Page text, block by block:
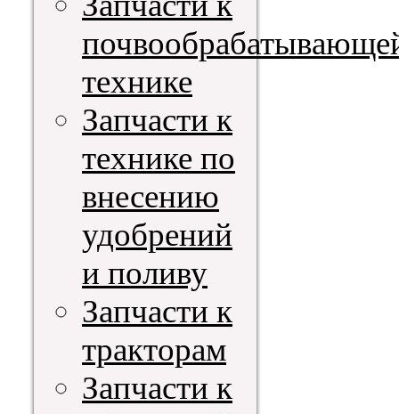
технике
Запчасти к
технике по
внесению
удобрений
и поливу
Запчасти к
тракторам
Запчасти к